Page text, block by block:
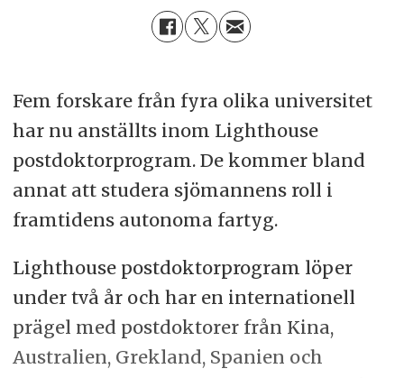
Fem forskare från fyra olika universitet
har nu anställts inom Lighthouse
postdoktorprogram. De kommer bland
annat att studera sjömannens roll i
framtidens autonoma fartyg.
Lighthouse postdoktorprogram löper
under två år och har en internationell
prägel med postdoktorer från Kina,
Australien, Grekland, Spanien och